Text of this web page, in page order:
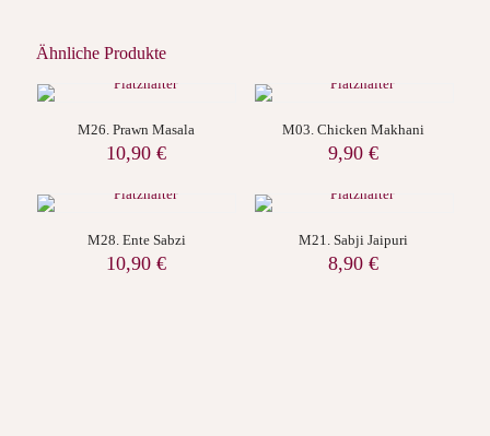
Ähnliche Produkte
M26. Prawn Masala
10,90€
M03. Chicken Makhani
9,90€
M28. Ente Sabzi
10,90€
M21. Sabji Jaipuri
8,90€